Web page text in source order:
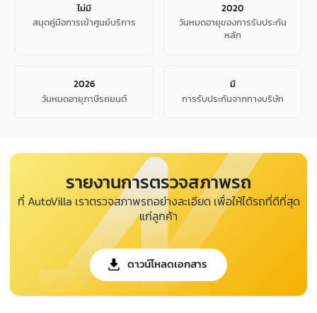
ไม่มี
สมุดคู่มือการเข้าศูนย์บริการ
2020
วันหมดอายุของการรับประกัน
หลัก
2026
วันหมดอายุภาษีรถยนต์
มี
การรับประกันจากทางบริษัท
รายงานการตรวจสภาพรถ
ที่ AutoVilla เราตรวจสภาพรถอย่างละเอียด เพื่อให้ได้รถที่ดีที่สุด
แก่ลูกค้า
ดาวน์โหลดเอกสาร